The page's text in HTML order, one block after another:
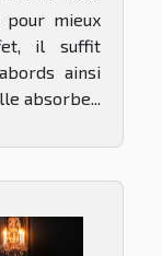
mieux
il suffit
ainsi
absorbe...